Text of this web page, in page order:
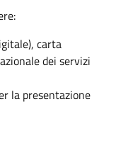
carta
dei servizi
la presentazione